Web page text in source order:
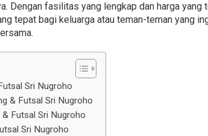
Dengan fasilitas yang lengkap dan harga yang
tepat bagi keluarga atau teman-teman yang
Sri Nugroho
& Futsal Sri Nugroho
Futsal Sri Nugroho
Sri Nugroho